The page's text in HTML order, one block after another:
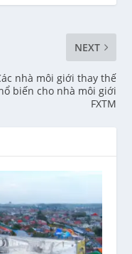
NEXT
nhà môi giới thay thế
biến cho nhà môi giới
FXTM